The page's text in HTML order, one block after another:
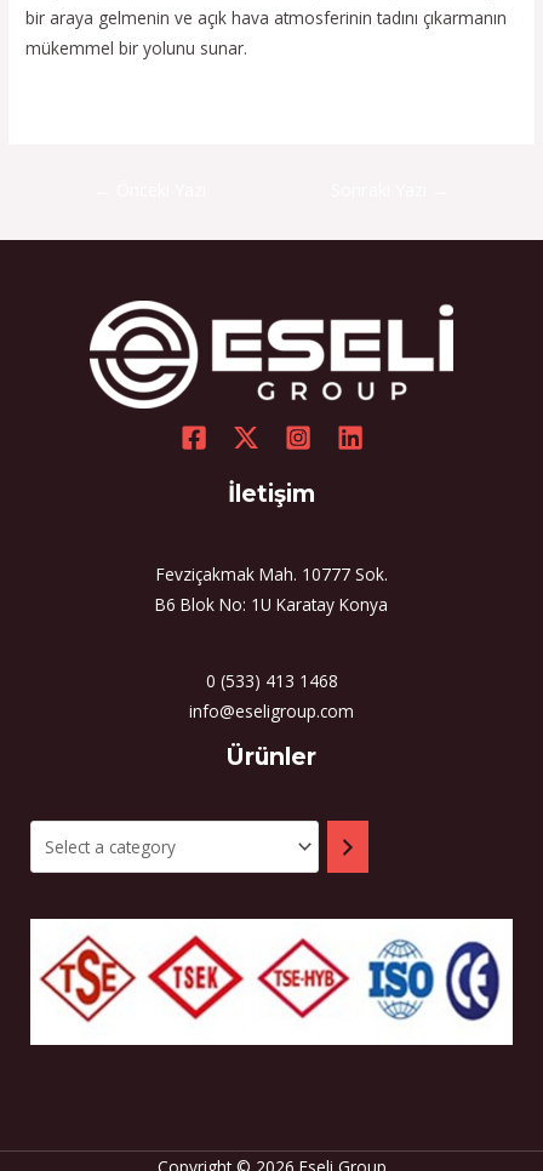
bir araya gelmenin ve açık hava atmosferinin tadını çıkarmanın
mükemmel bir yolunu sunar.
İletişim
Fevziçakmak Mah. 10777 Sok.
B6 Blok No: 1U Karatay Konya
0 (533) 413 1468
info@eseligroup.com
Ürünler